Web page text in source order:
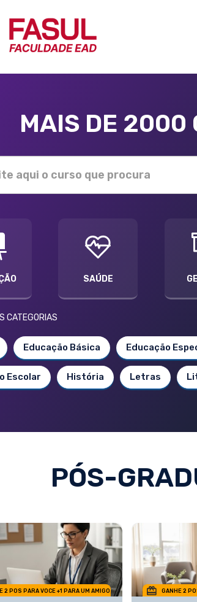
MAIS DE 2000
SAÚDE
CATEGORIAS
Educação Básica Educação
Escolar História Letras
PÓS-
2 POS PARA VOCE +1 PARA UM AMIGO GANHE 2